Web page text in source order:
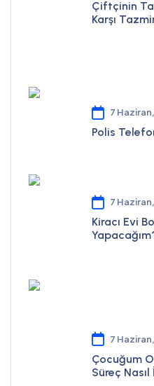
Çiftçinin
Karşı
7
Polis
7
Kiracı Evi
7
Çocuğum
Süreç Nasıl